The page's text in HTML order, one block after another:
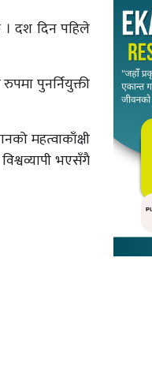
। दश दिन पहिले
पुनर्नियुक्ती
महत्वाकाँक्षी
भएसँगै